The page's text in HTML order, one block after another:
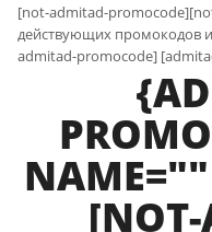
[not-admitad-
действующих промокодов
admitad-promocode]